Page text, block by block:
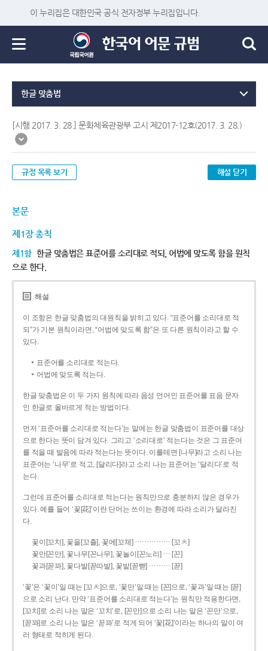
이 누리집은 대한민국 공식 전자정부 누리집입니다.
한글 맞춤법
[시행 2017. 3. 28.] 문화체육관광부 고시 제2017-12호(2017. 3. 28.)
규정 목록 보기 해설 닫기
본문
제1장 총칙
제1항 한글 맞춤법은 표준어를 소리대로 적되, 어법에 맞도록 함을 원칙
으로 한다.
해설
이 조항은 한글 맞춤법의 대원칙을 밝히고 있다. “표준어를 소리대로 적
되”가 기본 원칙이라면, “어법에 맞도록 함”은 또 다른 원칙이라고 할 수
있다.
표준어를 소리대로 적는다.
어법에 맞도록 적는다.
한글 맞춤법은 이 두 가지 원칙에 따라 음성 언어인 표준어를 표음 문자
인 한글로 올바르게 적는 방법이다.
먼저 ‘표준어를 소리대로 적는다’는 말에는 한글 맞춤법이 표준어를 대상
으로 한다는 뜻이 담겨 있다. 그리고 ‘소리대로’ 적는다는 것은 그 표준어
를 적을 때 발음에 따라 적는다는 뜻이다. 이를테면 [나무]라고 소리 나는
표준어는 ‘나무’로 적고, [달리다]라고 소리 나는 표준어는 ‘달리다’로 적
는다.
그런데 표준어를 소리대로 적는다는 원칙만으로 충분하지 않은 경우가
있다. 예를 들어 ‘꽃[花]’이란 단어는 쓰이는 환경에 따라 소리가 달라진
다.
꽃이[꼬치], 꽃을[꼬츨], 꽃에[꼬체] …………… [꼬ㅊ]
꽃만[꼰만], 꽃나무[꼰나무], 꽃놀이[꼰노리] … [꼰]
꽃과[꼳꽈], 꽃다발[꼳따발], 꽃밭[꼳빧] ……… [꼳]
‘꽃’은 ‘꽃이’일 때는 [꼬ㅊ]으로, ‘꽃만’일 때는 [꼰]으로, ‘꽃과’일 때는 [꼳]
으로 소리 난다. 만약 ‘표준어를 소리대로 적는다’는 원칙만 적용한다면,
[꼬치]로 소리 나는 말은 ‘꼬치’로, [꼰만]으로 소리 나는 말은 ‘꼰만’으로,
[꼳꽈]로 소리 나는 말은 ‘꼳꽈’로 적게 되어 ‘꽃[花]’이라는 하나의 말이 여
러 형태로 적히게 된다.